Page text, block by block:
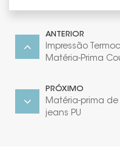
ANTERIOR
Impressão
Matéria-Prima
PRÓXIMO
Matéria-prima
jeans PU